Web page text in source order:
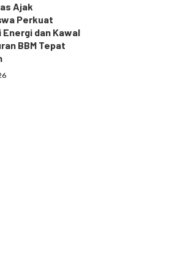
Ajak
Perkuat
dan Kawal
BBM Tepat